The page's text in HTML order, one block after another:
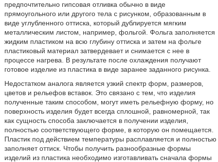
предпочтительно гипсовая отливка обычно в виде
прямоугольного или другого тела с рисунком, образованным в
виде углубленного оттиска, который дублируется мягким
металлическим листом, например, фольгой. Фольга заполняется
жидким пластиком на всю глубину оттиска и затем на фольге
пластиковый материал затвердевает и снимается с нее в
процессе нагрева. В результате после охлаждения получают
готовое изделие из пластика в виде заранее заданного рисунка.
Недостатком аналога является узкий спектр форм, размеров,
цветов и рельефов вставок. Это связано с тем, что изделия
полученные таким способом, могут иметь рельефную форму, но
поверхность изделия будет всегда сплошной, равномерной, так
как сущность способа заключается в получении изделия,
полностью соответствующего форме, в которую он помещается.
Пластик под действием температуры расплавляется и полностью
заполняет оттиск. Чтобы получить разнообразные формы
изделий из пластика необходимо изготавливать сначала формы